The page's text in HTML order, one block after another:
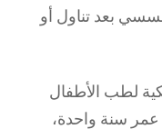
بعد تناول أو
لطب الأطفال
سنة واحدة،